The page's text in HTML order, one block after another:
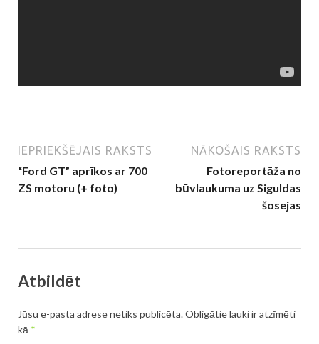
IEPRIEKŠĒJAIS RAKSTS
“Ford GT” aprīkos ar 700
ZS motoru (+ foto)
NĀKOŠAIS RAKSTS
Fotoreportāža no
būvlaukuma uz Siguldas
šosejas
Atbildēt
Jūsu e-pasta adrese netiks publicēta.Obligātie lauki ir atzīmēti
kā *